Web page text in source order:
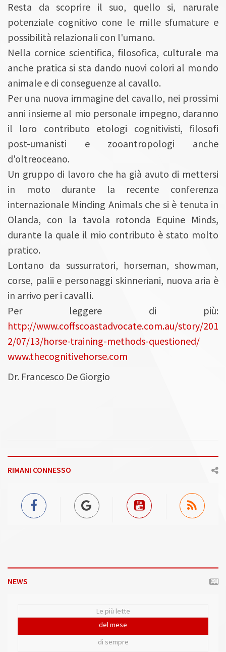
Resta da scoprire il suo, quello si, narurale
potenziale cognitivo cone le mille sfumature e
possibilità relazionali con l'umano.
Nella cornice scientifica, filosofica, culturale ma
anche pratica si sta dando nuovi colori al mondo
animale e di conseguenze al cavallo.
Per una nuova immagine del cavallo, nei prossimi
anni insieme al mio personale impegno, daranno
il loro contributo etologi cognitivisti, filosofi
post-umanisti e zooantropologi anche
d'oltreoceano.
Un gruppo di lavoro che ha già avuto di mettersi
in moto durante la recente conferenza
internazionale Minding Animals che si è tenuta in
Olanda, con la tavola rotonda Equine Minds,
durante la quale il mio contributo è stato molto
pratico.
Lontano da sussurratori, horseman, showman,
corse, palii e personaggi skinneriani, nuova aria è
in arrivo per i cavalli.
Per leggere di più:
http://www.coffscoastadvocate.com.au/story/201
2/07/13/horse-training-methods-questioned/
www.thecognitivehorse.com
Dr. Francesco De Giorgio
RIMANI CONNESSO
NEWS
Le più lette
del mese
di sempre